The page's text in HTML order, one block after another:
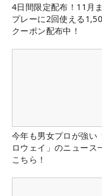
4日間限定配布！11月
プレーに2回使える
クーポン配布中！
今年も男女プロが強い
ロウェイ」のニュース
こちら！